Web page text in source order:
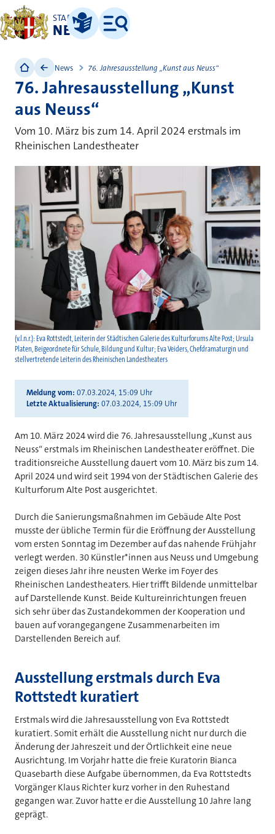
STADT
NEUSS
Leichte Sprache
Menü
(v.l.n.r.): Eva Rottstedt, Leiterin der Städtischen Galerie des Kulturforums Alte Post; Ursula
Platen, Beigeordnete für Schule, Bildung und Kultur; Eva Veiders, Chefdramaturgin und
stellvertretende Leiterin des Rheinischen Landestheaters
News 76. Jahresausstellung „Kunst aus Neuss“
76. Jahresausstellung „Kunst
aus Neuss“
Vom 10. März bis zum 14. April 2024 erstmals im
Rheinischen Landestheater
Meldung vom 07.03.2024, 15:09 Uhr
Letzte Aktualisierung 07.03.2024, 15:09 Uhr
Am 10. März 2024 wird die 76. Jahresausstellung „Kunst aus
Neuss“ erstmals im Rheinischen Landestheater eröffnet. Die
traditionsreiche Ausstellung dauert vom 10. März bis zum 14.
April 2024 und wird seit 1994 von der Städtischen Galerie des
Kulturforum Alte Post ausgerichtet.
Durch die Sanierungsmaßnahmen im Gebäude Alte Post
musste der übliche Termin für die Eröffnung der Ausstellung
vom ersten Sonntag im Dezember auf das nahende Frühjahr
verlegt werden. 30 Künstler*innen aus Neuss und Umgebung
zeigen dieses Jahr ihre neusten Werke im Foyer des
Rheinischen Landestheaters. Hier trifft Bildende unmittelbar
auf Darstellende Kunst. Beide Kultureinrichtungen freuen
sich sehr über das Zustandekommen der Kooperation und
bauen auf vorangegangene Zusammenarbeiten im
Darstellenden Bereich auf.
Ausstellung erstmals durch Eva
Rottstedt kuratiert
Erstmals wird die Jahresausstellung von Eva Rottstedt
kuratiert. Somit erhält die Ausstellung nicht nur durch die
Änderung der Jahreszeit und der Örtlichkeit eine neue
Ausrichtung. Im Vorjahr hatte die freie Kuratorin Bianca
Quasebarth diese Aufgabe übernommen, da Eva Rottstedts
Vorgänger Klaus Richter kurz vorher in den Ruhestand
gegangen war. Zuvor hatte er die Ausstellung 10 Jahre lang
geprägt.